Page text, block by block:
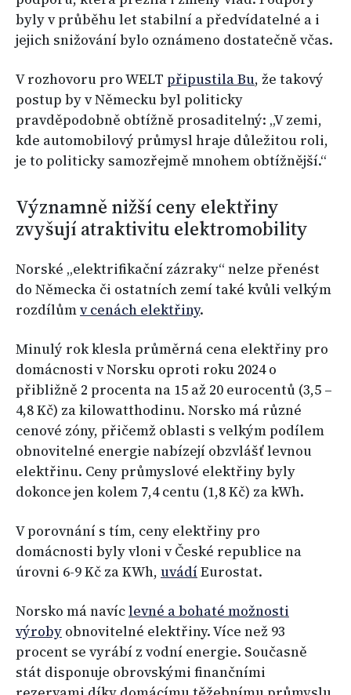
byly v průběhu let stabilní a předvídatelné a i
jejich snižování bylo oznámeno dostatečně včas.
V rozhovoru pro WELT připustila Bu, že takový
postup by v Německu byl politicky
pravděpodobně obtížně prosaditelný: „V zemi,
kde automobilový průmysl hraje důležitou roli,
je to politicky samozřejmě mnohem obtížnější.“
Významně nižší ceny elektřiny
zvyšují atraktivitu elektromobility
Norské „elektrifikační zázraky“ nelze přenést
do Německa či ostatních zemí také kvůli velkým
rozdílůmv cenách elektřiny.
Minulý rok klesla průměrná cena elektřiny pro
domácnosti v Norsku oproti roku 2024 o
přibližně 2 procenta na 15 až 20 eurocentů (3,5 –
4,8 Kč) za kilowatthodinu. Norsko má různé
cenové zóny, přičemž oblasti s velkým podílem
obnovitelné energie nabízejí obzvlášť levnou
elektřinu. Ceny průmyslové elektřiny byly
dokonce jen kolem 7,4 centu (1,8 Kč) za kWh.
V porovnání s tím, ceny elektřiny pro
domácnosti byly vloni v České republice na
úrovni 6-9 Kč za KWh, uvádí Eurostat.
Norsko má navíclevné a bohaté možnosti
výroby obnovitelné elektřiny. Více než 93
procent se vyrábí z vodní energie. Současně
stát disponuje obrovskými finančními